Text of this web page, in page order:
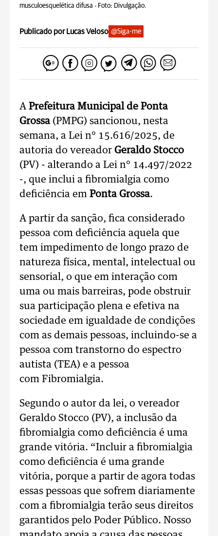
musculoesquelética difusa - Foto: Divulgação.
Publicado por Lucas Veloso @Siga-me
A Prefeitura Municipal de Ponta
Grossa(PMPG) sancionou, nesta
semana, a Lei n° 15.616/2025, de
autoria do vereador Geraldo Stocco
(PV) - alterando a Lei n° 14.497/2022
-, que inclui a fibromialgia como
deficiência em Ponta Grossa.
A partir da sanção, fica considerado
pessoa com deficiência aquela que
tem impedimento de longo prazo de
natureza física, mental, intelectual ou
sensorial, o que em interação com
uma ou mais barreiras, pode obstruir
sua participação plena e efetiva na
sociedade em igualdade de condições
com as demais pessoas, incluindo-se a
pessoa com transtorno do espectro
autista (TEA) e a pessoa
com Fibromialgia.
Segundo o autor da lei, o vereador
Geraldo Stocco (PV), a inclusão da
fibromialgia como deficiência é uma
grande vitória. “Incluir a fibromialgia
como deficiência é uma grande
vitória, porque a partir de agora todas
essas pessoas que sofrem diariamente
com a fibromialgia terão seus direitos
garantidos pelo Poder Público. Nosso